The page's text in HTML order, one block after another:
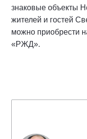
знаковые объекты
жителей и гостей
можно приобрести
«РЖД».